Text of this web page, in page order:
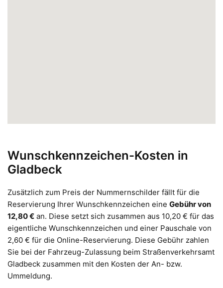
Wunschkennzeichen-Kosten in
Gladbeck
Zusätzlich zum Preis der Nummernschilder fällt für die
Reservierung Ihrer Wunschkennzeichen eine Gebühr von
12,80 € an. Diese setzt sich zusammen aus 10,20 € für das
eigentliche Wunschkennzeichen und einer Pauschale von
2,60 € für die Online-Reservierung. Diese Gebühr zahlen
Sie bei der Fahrzeug-Zulassung beim Straßenverkehrsamt
Gladbeck zusammen mit den Kosten der An- bzw.
Ummeldung.